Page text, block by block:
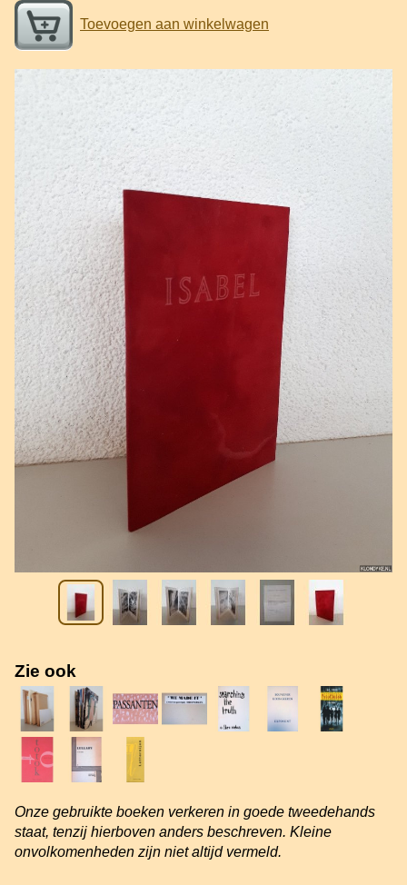
Toevoegen aan winkelwagen
Zie ook
Onze gebruikte boeken verkeren in goede tweedehands
staat, tenzij hierboven anders beschreven. Kleine
onvolkomenheden zijn niet altijd vermeld.